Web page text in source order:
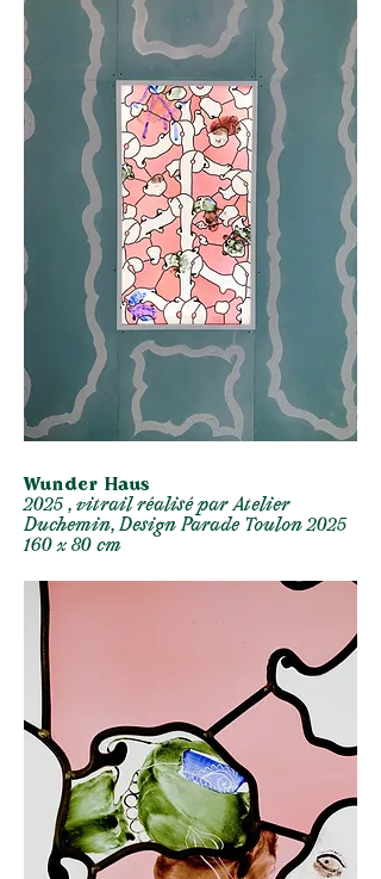
Wunder Haus
2025 , vitrail réalisé par Atelier
Duchemin, Design Parade Toulon 2025
160 x 80 cm